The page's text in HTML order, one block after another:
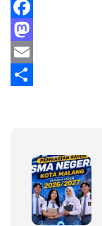
Facebook
Mastodon
Email